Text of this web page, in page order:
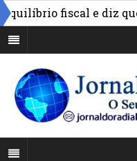
fiscal e diz que